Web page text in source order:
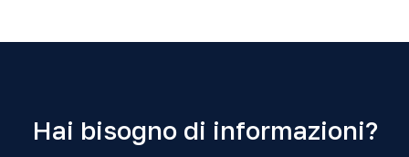
Hai bisogno di informazioni?